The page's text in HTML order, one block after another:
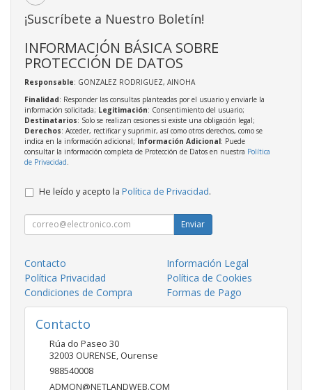
¡Suscríbete a Nuestro Boletín!
INFORMACIÓN BÁSICA SOBRE
PROTECCIÓN DE DATOS
Responsable: GONZALEZ RODRIGUEZ, AINOHA
Finalidad: Responder las consultas planteadas por el usuario y enviarle la
información solicitada; Legitimación: Consentimiento del usuario;
Destinatarios: Solo se realizan cesiones si existe una obligación legal;
Derechos: Acceder, rectificar y suprimir, así como otros derechos, como se
indica en la información adicional; Información Adicional: Puede
consultar la información completa de Protección de Datos en nuestra Política
de Privacidad
He leído y acepto la Política de Privacidad.
Enviar
Contacto
Información Legal
Política Privacidad
Política de Cookies
Condiciones de Compra
Formas de Pago
Contacto
Rúa do Paseo 30
32003 OURENSE, Ourense
988540008
ADMON@NETLANDWEB.COM